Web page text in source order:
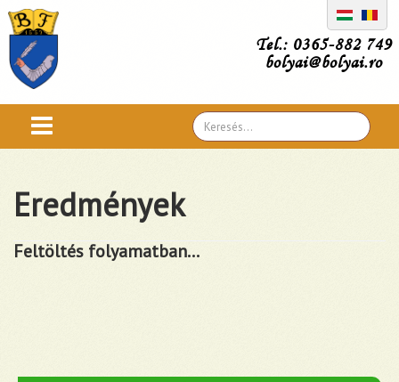
Tel.: 0365-882 749
bolyai@bolyai.ro
Search
...
Eredmények
Feltöltés folyamatban...